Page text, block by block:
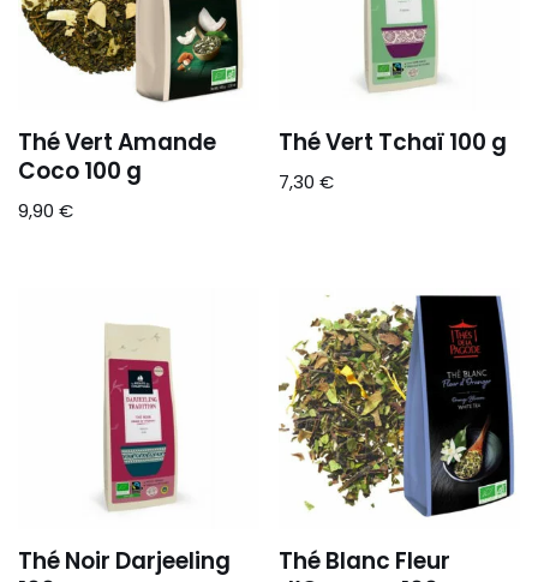
Thé Vert Amande
Coco 100 g
9,90 €
Thé Vert Tchaï 100 g
7,30€
Thé Noir Darjeeling
Thé Blanc Fleur